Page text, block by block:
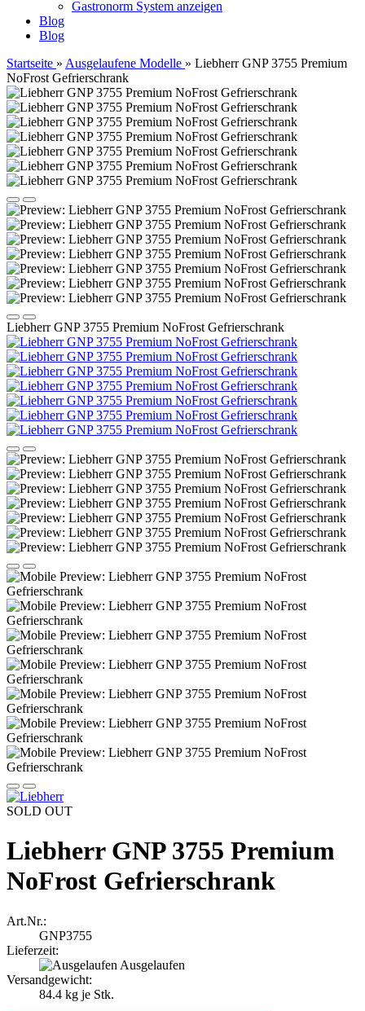
Gastronorm System anzeigen
Blog
Blog
Startseite » Ausgelaufene Modelle » Liebherr GNP 3755 Premium
NoFrost Gefrierschrank
Liebherr GNP 3755 Premium NoFrost Gefrierschrank
SOLD OUT
Liebherr GNP 3755 Premium
NoFrost Gefrierschrank
Art.Nr.:
GNP3755
Lieferzeit:
Ausgelaufen
Versandgewicht:
84.4 kg je Stk.